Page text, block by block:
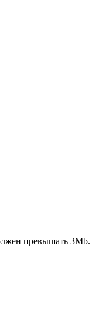
превышать 3Mb.